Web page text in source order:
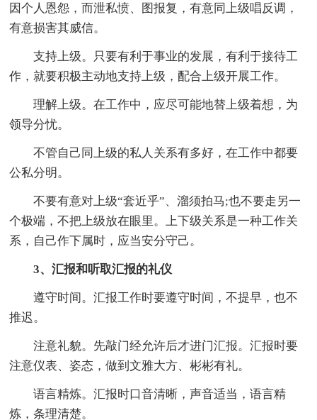
因个人恩怨，而泄私愤、图报复，有意同上级唱反调，
有意损害其威信。
支持上级。只要有利于事业的发展，有利于接待工
作，就要积极主动地支持上级，配合上级开展工作。
理解上级。在工作中，应尽可能地替上级着想，为
领导分忧。
不管自己同上级的私人关系有多好，在工作中都要
公私分明。
不要有意对上级“套近乎”、溜须拍马;也不要走另一
个极端，不把上级放在眼里。上下级关系是一种工作关
系，自己作下属时，应当安分守己。
3、汇报和听取汇报的礼仪
遵守时间。汇报工作时要遵守时间，不提早，也不
推迟。
注意礼貌。先敲门经允许后才进门汇报。汇报时要
注意仪表、姿态，做到文雅大方、彬彬有礼。
语言精炼。汇报时口音清晰，声音适当，语言精
炼，条理清楚。